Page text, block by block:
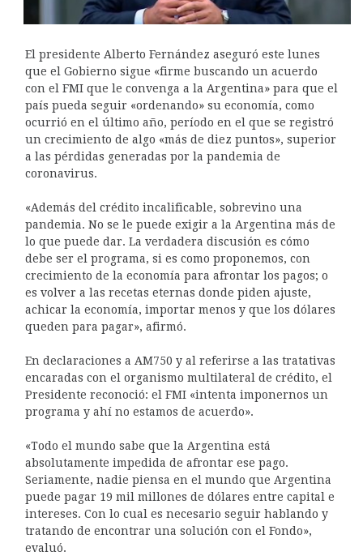
El presidente Alberto Fernández aseguró este lunes
que el Gobierno sigue «firme buscando un acuerdo
con el FMI que le convenga a la Argentina» para que el
país pueda seguir «ordenando» su economía, como
ocurrió en el último año, período en el que se registró
un crecimiento de algo «más de diez puntos», superior
a las pérdidas generadas por la pandemia de
coronavirus.
«Además del crédito incalificable, sobrevino una
pandemia. No se le puede exigir a la Argentina más de
lo que puede dar. La verdadera discusión es cómo
debe ser el programa, si es como proponemos, con
crecimiento de la economía para afrontar los pagos; o
es volver a las recetas eternas donde piden ajuste,
achicar la economía, importar menos y que los dólares
queden para pagar», afirmó.
En declaraciones a AM750 y al referirse a las tratativas
encaradas con el organismo multilateral de crédito, el
Presidente reconoció: el FMI «intenta imponernos un
programa y ahí no estamos de acuerdo».
«Todo el mundo sabe que la Argentina está
absolutamente impedida de afrontar ese pago.
Seriamente, nadie piensa en el mundo que Argentina
puede pagar 19 mil millones de dólares entre capital e
intereses. Con lo cual es necesario seguir hablando y
tratando de encontrar una solución con el Fondo»,
evaluó.